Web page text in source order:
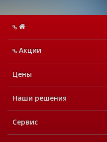
Акции
Цены
Наши решения
Сервис